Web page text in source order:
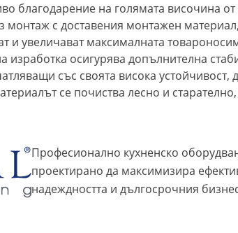
благодарение на голямата височина
с доставения монтажен
и увеличават максималната
изработка осигурява допълнителна
със своята висока
се почиства лесно и
Професионално кухненско
проектирано да максимизира
надеждността и дългосрочния